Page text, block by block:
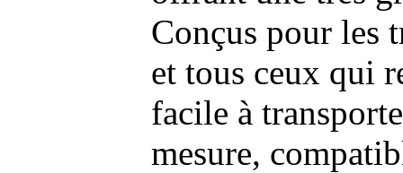
Conçus pour les
et tous ceux qui
facile à
mesure,